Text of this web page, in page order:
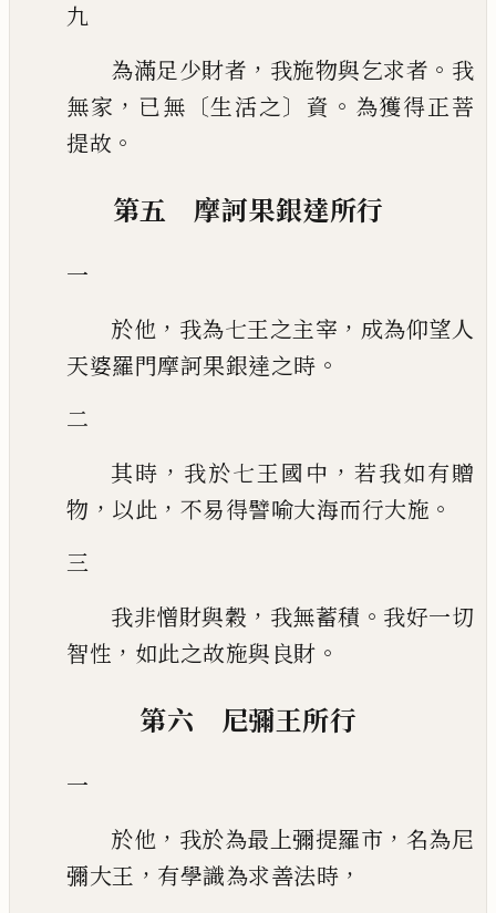
九
為滿足少財者 ， 我施物與乞求者 。 我
無家 ， 已無 〔生活之〕資 。 為獲得正菩
提故 。
第五 摩訶果銀達所行
一
於他 ， 我為七王之主宰 ， 成為仰望人
天婆羅門摩訶果銀達之時 。
二
其時 ， 我於七王國中 ， 若我如有贈
物 ， 以此 ， 不易得譬喻大海而行大施 。
三
我非憎財與穀 ， 我無蓄積 。 我好一切
智性 ， 如此之故施與良財 。
第六 尼彌王所行
一
於他 ， 我於為最上彌提羅市 ， 名為尼
彌大王 ， 有學識為求善法時 ，